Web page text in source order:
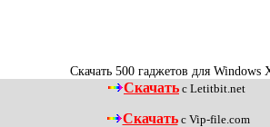
Скачать 500 гаджетов для Windows
Скачать с Letitbit.net
Скачатьс Vip-file.com